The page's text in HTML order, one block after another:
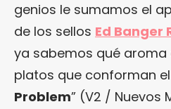
genios le sumamos el
de los sellos Ed Banger
ya sabemos qué aroma
platos que conforman el
Problem” (V2 / Nuevos